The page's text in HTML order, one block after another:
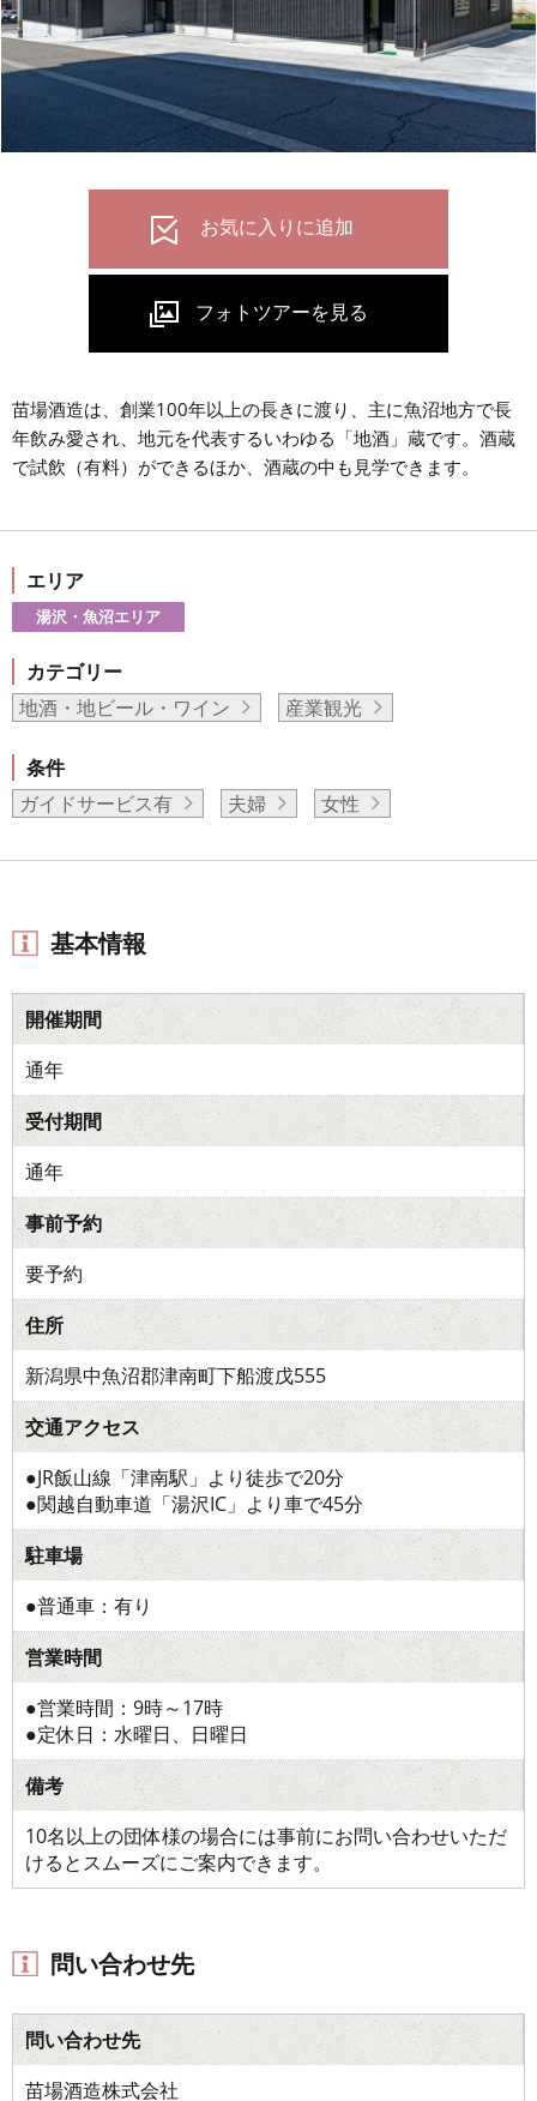
苗場酒造は、創業100年以上の長きに渡り、主に魚沼地方で長
年飲み愛され、地元を代表するいわゆる「地酒」蔵です。酒蔵
で試飲（有料）ができるほか、酒蔵の中も見学できます。
エリア
湯沢・魚沼エリア
カテゴリー
地酒・地ビール・ワイン
産業観光
条件
ガイドサービス有
夫婦 女性
基本情報
開催期間
通年
受付期間
通年
事前予約
要予約
住所
新潟県中魚沼郡津南町下船渡戊555
交通アクセス
●JR飯山線「津南駅」より徒歩で20分
●関越自動車道「湯沢IC」より車で45分
駐車場
●普通車：有り
営業時間
●営業時間：9時～17時
●定休日：水曜日、日曜日
備考
10名以上の団体様の場合には事前にお問い合わせいただ
けるとスムーズにご案内できます。
問い合わせ先
問い合わせ先
苗場酒造株式会社